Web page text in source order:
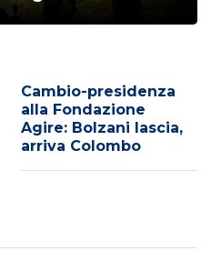
Cambio-presidenza
alla Fondazione
Agire: Bolzani lascia,
arriva Colombo